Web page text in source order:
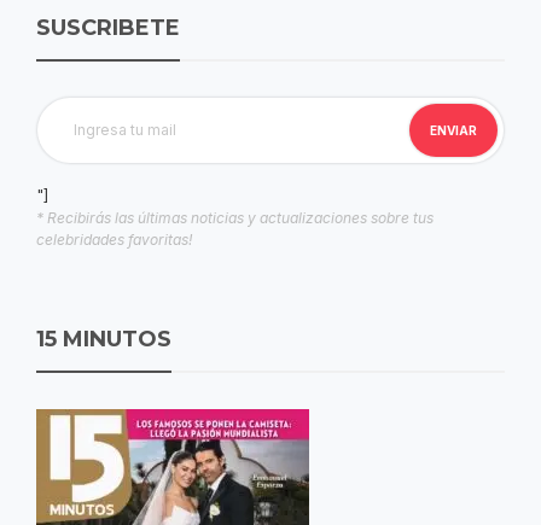
SUSCRIBETE
"]
* Recibirás las últimas noticias y actualizaciones sobre tus
celebridades favoritas!
15 MINUTOS